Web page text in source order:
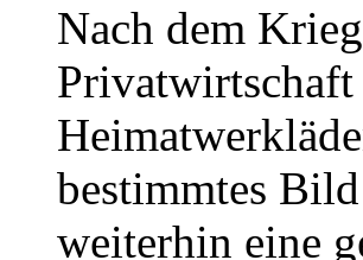
Nach dem
bestimmtes Bild
weiterhin eine